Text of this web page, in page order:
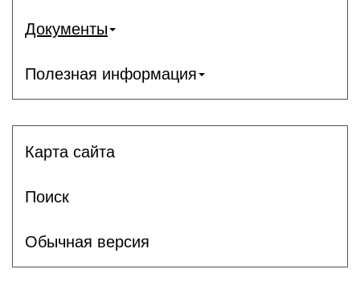
Документы
Полезная информация
Карта сайта
Поиск
Обычная версия